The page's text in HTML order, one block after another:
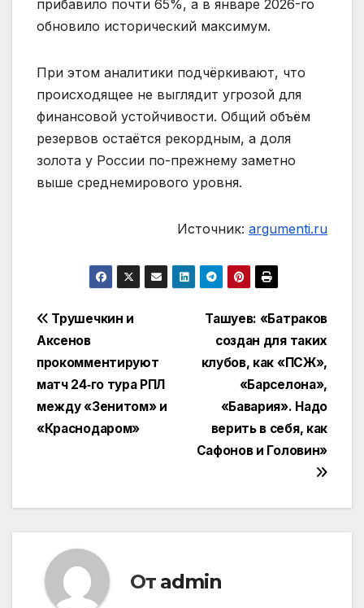
прибавило почти 65%, а в январе 2026-го
обновило исторический максимум.
При этом аналитики подчёркивают, что
происходящее не выглядит угрозой для
финансовой устойчивости. Общий объём
резервов остаётся рекордным, а доля
золота у России по-прежнему заметно
выше среднемирового уровня.
Источник: argumenti.ru
Навигация
по
записям
Ташуев: «Батраков
создан для таких
клубов, как «ПСЖ»,
«Барселона»,
«Бавария». Надо
верить в себя, как
Сафонов и Головин»
Трушечкин и
Аксенов
прокомментируют
матч 24‑го тура РПЛ
между «Зенитом» и
«Краснодаром»
От admin